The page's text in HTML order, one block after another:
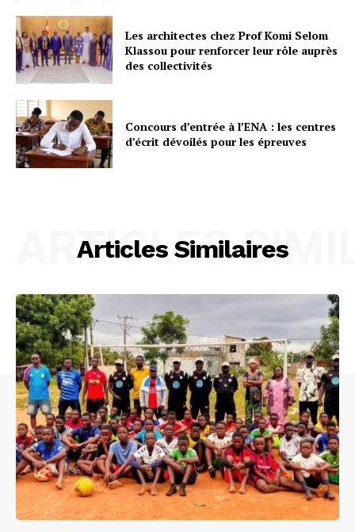
Les architectes chez Prof Komi Selom
Klassou pour renforcer leur rôle auprès
des collectivités
Concours d’entrée à l’ENA : les centres
d’écrit dévoilés pour les épreuves
Articles Similaires
ARTICLES